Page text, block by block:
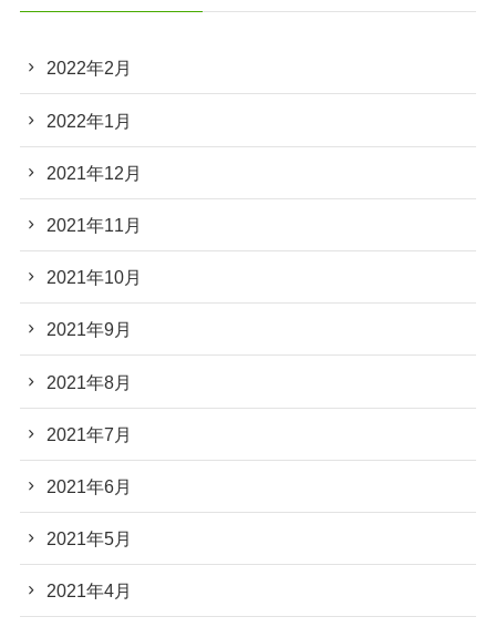
2022年2月
2022年1月
2021年12月
2021年11月
2021年10月
2021年9月
2021年8月
2021年7月
2021年6月
2021年5月
2021年4月